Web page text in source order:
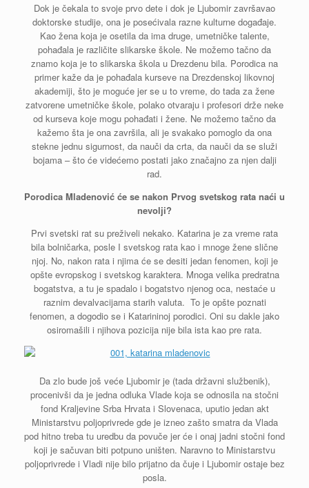
Dok je čekala to svoje prvo dete i dok je Ljubomir završavao
doktorske studije, ona je posećivala razne kulturne događaje.
Kao žena koja je osetila da ima druge, umetničke talente,
pohađala je različite slikarske škole. Ne možemo tačno da
znamo koja je to slikarska škola u Drezdenu bila. Porodica na
primer kaže da je pohađala kurseve na Drezdenskoj likovnoj
akademiji, što je moguće jer se u to vreme, do tada za žene
zatvorene umetničke škole, polako otvaraju i profesori drže neke
od kurseva koje mogu pohađati i žene. Ne možemo tačno da
kažemo šta je ona završila, ali je svakako pomoglo da ona
stekne jednu sigurnost, da nauči da crta, da nauči da se služi
bojama – što će videćemo postati jako značajno za njen dalji
rad.
Porodica Mladenović će se nakon Prvog svetskog rata naći u
nevolji?
Prvi svetski rat su preživeli nekako. Katarina je za vreme rata
bila bolničarka, posle I svetskog rata kao i mnoge žene slične
njoj. No, nakon rata i njima će se desiti jedan fenomen, koji je
opšte evropskog i svetskog karaktera. Mnoga velika predratna
bogatstva, a tu je spadalo i bogatstvo njenog oca, nestaće u
raznim devalvacijama starih valuta. To je opšte poznati
fenomen, a dogodio se i Katarininoj porodici. Oni su dakle jako
osiromašili i njihova pozicija nije bila ista kao pre rata.
Da zlo bude još veće Ljubomir je (tada državni službenik),
procenivši da je jedna odluka Vlade koja se odnosila na stočni
fond Kraljevine Srba Hrvata i Slovenaca, uputio jedan akt
Ministarstvu poljoprivrede gde je izneo zašto smatra da Vlada
pod hitno treba tu uredbu da povuče jer će i onaj jadni stočni fond
koji je sačuvan biti potpuno uništen. Naravno to Ministarstvu
poljoprivrede i Vladi nije bilo prijatno da čuje i Ljubomir ostaje bez
posla.